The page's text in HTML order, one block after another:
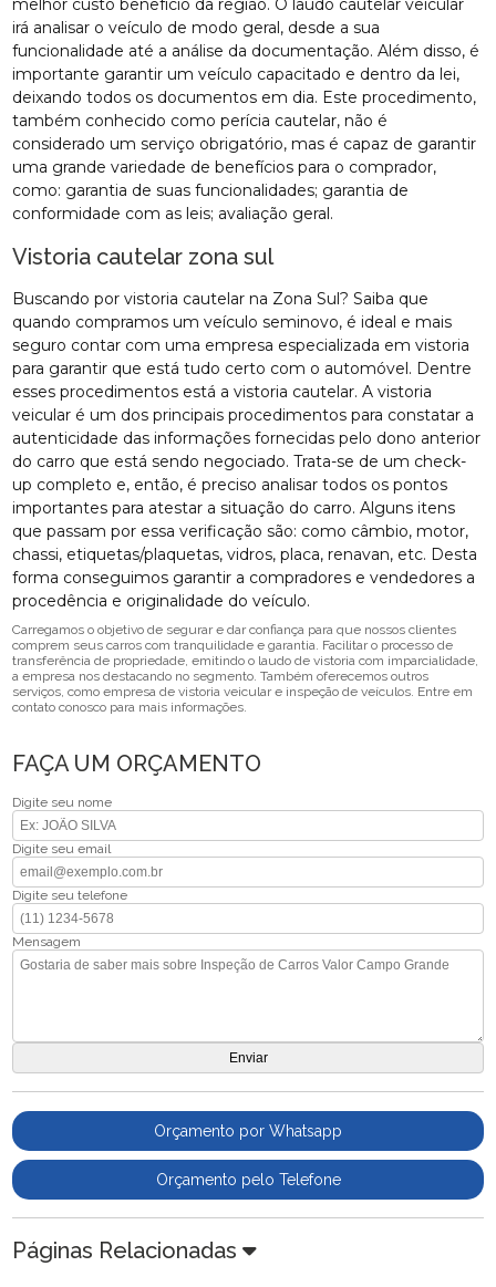
irá analisar o veículo de modo geral, desde a sua
funcionalidade até a análise da documentação. Além disso, é
importante garantir um veículo capacitado e dentro da lei,
deixando todos os documentos em dia. Este procedimento,
também conhecido como perícia cautelar, não é
considerado um serviço obrigatório, mas é capaz de garantir
uma grande variedade de benefícios para o comprador,
como: garantia de suas funcionalidades; garantia de
conformidade com as leis; avaliação geral.
Vistoria cautelar zona sul
Buscando por vistoria cautelar na Zona Sul? Saiba que
quando compramos um veículo seminovo, é ideal e mais
seguro contar com uma empresa especializada em vistoria
para garantir que está tudo certo com o automóvel. Dentre
esses procedimentos está a vistoria cautelar. A vistoria
veicular é um dos principais procedimentos para constatar a
autenticidade das informações fornecidas pelo dono anterior
do carro que está sendo negociado. Trata-se de um check-
up completo e, então, é preciso analisar todos os pontos
importantes para atestar a situação do carro. Alguns itens
que passam por essa verificação são: como câmbio, motor,
chassi, etiquetas/plaquetas, vidros, placa, renavan, etc. Desta
forma conseguimos garantir a compradores e vendedores a
procedência e originalidade do veículo.
Carregamos o objetivo de segurar e dar confiança para que nossos clientes
comprem seus carros com tranquilidade e garantia. Facilitar o processo de
transferência de propriedade, emitindo o laudo de vistoria com imparcialidade,
a empresa nos destacando no segmento. Também oferecemos outros
serviços, como empresa de vistoria veicular e inspeção de veículos. Entre em
contato conosco para mais informações.
FAÇA UM ORÇAMENTO
Digite seu nome
Digite seu email
Digite seu telefone
Mensagem
Orçamento por Whatsapp
Orçamento pelo Telefone
Páginas Relacionadas